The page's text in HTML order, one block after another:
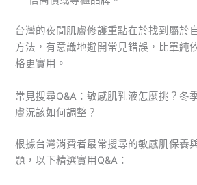
台灣的夜間肌膚修護重點在於找到屬於
方法，有意識地避開常見錯誤，比單純
格更實用。
常見搜尋Q&A：敏感肌乳液怎麼挑？冬
膚況該如何調整？
根據台灣消費者最常搜尋的敏感肌保養
題，以下精選實用Q&A：